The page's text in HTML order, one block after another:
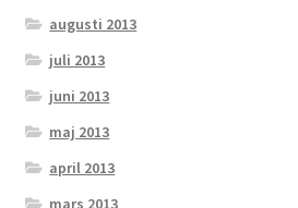
augusti 2013
juli 2013
juni 2013
maj 2013
april 2013
mars 2013